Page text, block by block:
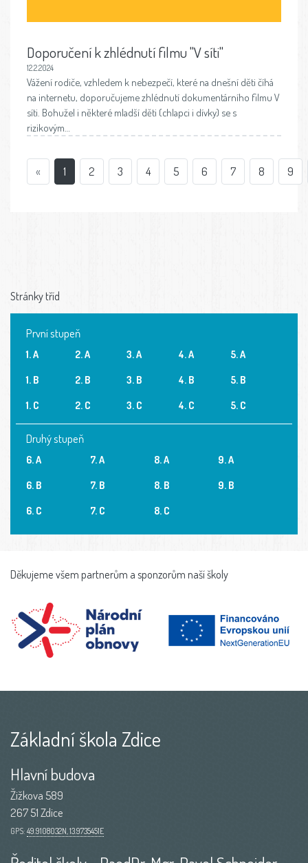
Doporučení k zhlédnutí filmu "V síti"
12.2.2024
Vážení rodiče, vzhledem k nebezpečí, které na dnešní děti číhá
na internetu, doporučujeme zhlédnutí dokumentárního filmu V
síti. Bohužel i některé mladší děti (chlapci i dívky) se s
rizikovým…
« 1 2 3 4 5 6 7 8 9
Stránky tříd
První stupeň
1. A
1. B
1. C
2. A
2. B
2. C
3. A
3. B
3. C
4. A
4. B
4. C
5. A
5. B
5. C
Druhý stupeň
6. A
6. B
6. C
7. A
7. B
7. C
8. A
8. B
8. C
9. A
9. B
Děkujeme všem partnerům a sponzorům naší školy
Základní škola Zdice
Hlavní budova
Žižkova 589
267 51 Zdice
GPS: 49.9108032N, 13.9735451E